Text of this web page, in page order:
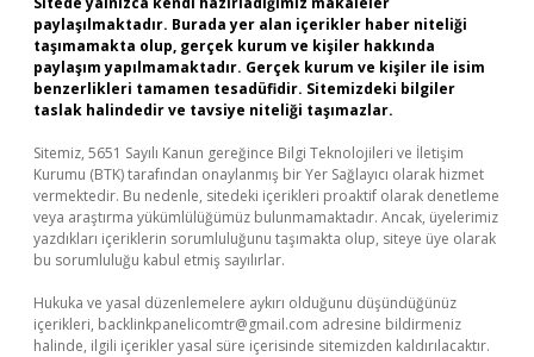
paylaşılmaktadır. Burada yer alan içerikler haber niteliği
taşımamakta olup, gerçek kurum ve kişiler hakkında
paylaşım yapılmamaktadır. Gerçek kurum ve kişiler ile isim
benzerlikleri tamamen tesadüfidir. Sitemizdeki bilgiler
taslak halindedir ve tavsiye niteliği taşımazlar.
Sitemiz, 5651 Sayılı Kanun gereğince Bilgi Teknolojileri ve İletişim
Kurumu (BTK) tarafından onaylanmış bir Yer Sağlayıcı olarak hizmet
vermektedir. Bu nedenle, sitedeki içerikleri proaktif olarak denetleme
veya araştırma yükümlülüğümüz bulunmamaktadır. Ancak, üyelerimiz
yazdıkları içeriklerin sorumluluğunu taşımakta olup, siteye üye olarak
bu sorumluluğu kabul etmiş sayılırlar.
Hukuka ve yasal düzenlemelere aykırı olduğunu düşündüğünüz
içerikleri, backlinkpanelicomtr@gmail.com adresine bildirmeniz
halinde, ilgili içerikler yasal süre içerisinde sitemizden kaldırılacaktır.